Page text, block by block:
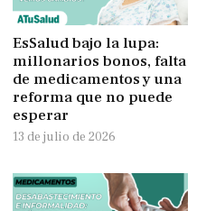
EsSalud bajo la lupa:
millonarios bonos, falta
de medicamentos y una
reforma que no puede
esperar
13 de julio de 2026